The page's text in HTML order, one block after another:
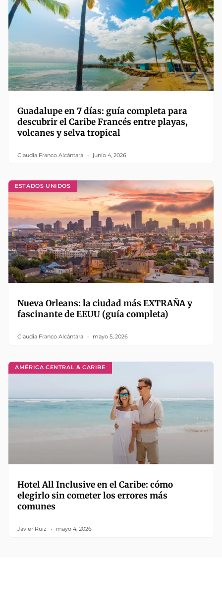
Guadalupe en 7 días: guía completa para
descubrir el Caribe Francés entre playas,
volcanes y selva tropical
Claudia Franco Alcántara junio 4, 2026
ESTADOS UNIDOS
Nueva Orleans: la ciudad más EXTRAÑA y
fascinante de EEUU (guía completa)
Claudia Franco Alcántara mayo 5, 2026
AMÉRICA CENTRAL & CARIBE
Hotel All Inclusive en el Caribe: cómo
elegirlo sin cometer los errores más
comunes
Javier Ruiz mayo 4, 2026